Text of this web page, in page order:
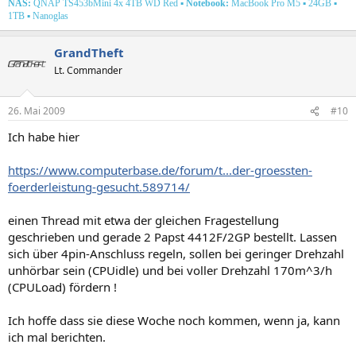
NAS: QNAP TS453bMini 4x 4TB WD Red ▪ Notebook: MacBook Pro M5 ▪ 24GB ▪
1TB ▪ Nanoglas
GrandTheft
Lt. Commander
26. Mai 2009 #10
Ich habe hier
https://www.computerbase.de/forum/t...der-groessten-
foerderleistung-gesucht.589714/
einen Thread mit etwa der gleichen Fragestellung
geschrieben und gerade 2 Papst 4412F/2GP bestellt. Lassen
sich über 4pin-Anschluss regeln, sollen bei geringer Drehzahl
unhörbar sein (CPUidle) und bei voller Drehzahl 170m^3/h
(CPULoad) fördern !
Ich hoffe dass sie diese Woche noch kommen, wenn ja, kann
ich mal berichten.